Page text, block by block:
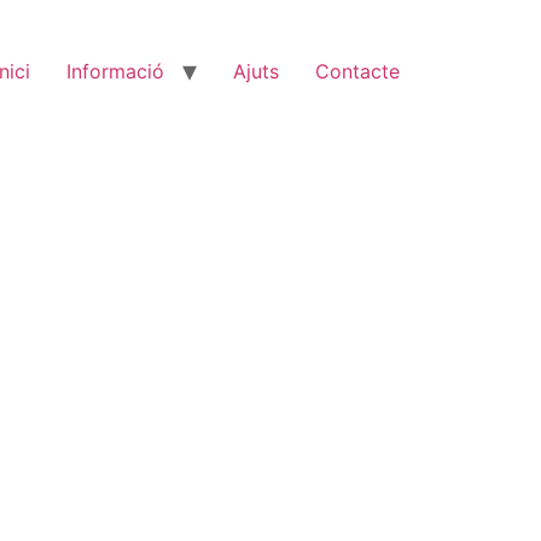
Informació Ajuts Contacte